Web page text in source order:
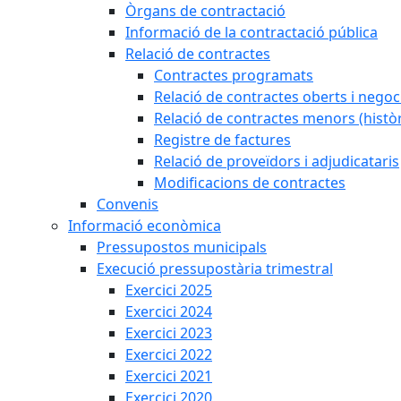
Òrgans de contractació
Informació de la contractació pública
Relació de contractes
Contractes programats
Relació de contractes oberts i
Relació de contractes menors
Registre de factures
Relació de proveïdors i adjudicataris
Modificacions de contractes
Convenis
Informació econòmica
Pressupostos municipals
Execució pressupostària trimestral
Exercici 2025
Exercici 2024
Exercici 2023
Exercici 2022
Exercici 2021